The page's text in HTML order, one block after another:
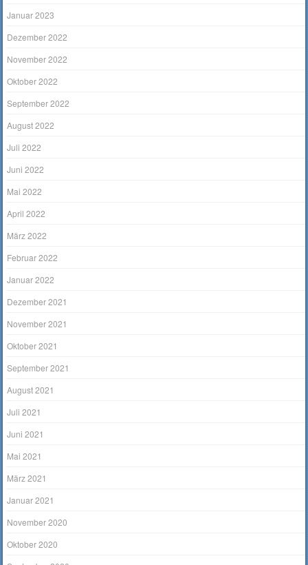
Januar 2023
Dezember 2022
November 2022
Oktober 2022
September 2022
August 2022
Juli 2022
Juni 2022
Mai 2022
April 2022
März 2022
Februar 2022
Januar 2022
Dezember 2021
November 2021
Oktober 2021
September 2021
August 2021
Juli 2021
Juni 2021
Mai 2021
März 2021
Januar 2021
November 2020
Oktober 2020